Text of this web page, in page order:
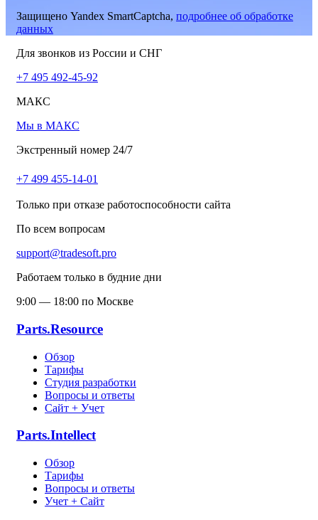
Защищено Yandex SmartCaptcha, подробнее об обработке
данных
Для звонков из России и СНГ
+7 495 492-45-92
МАКС
Мы в МАКС
Экстренный номер 24/7
+7 499 455-14-01
Только при отказе работоспособности сайта
По всем вопросам
support@tradesoft.pro
Работаем только в будние дни
9:00 — 18:00 по Москве
Parts.Resource
Обзор
Тарифы
Студия разработки
Вопросы и ответы
Сайт + Учет
Parts.Intellect
Обзор
Тарифы
Вопросы и ответы
Учет + Сайт